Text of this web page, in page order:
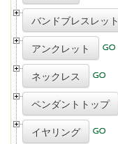
バンドブレスレット
アンクレット
ネックレス
ペンダントトップ
イヤリング